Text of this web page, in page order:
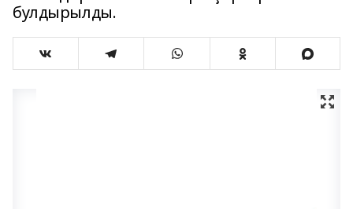
булдырылды.